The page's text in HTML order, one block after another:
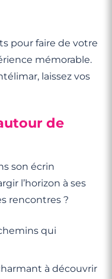
pour faire de votre
mémorable.
laissez vos
de
son écrin
l’horizon à ses
rencontres ?
qui
à découvrir